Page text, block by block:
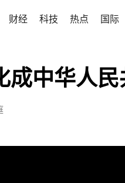
财经 科技 热点 国际
成中华人